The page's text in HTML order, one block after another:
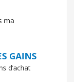
ma
GAINS
d’achat